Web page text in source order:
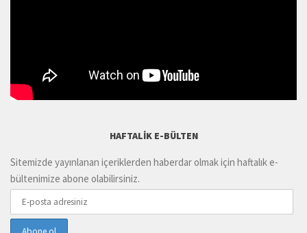
HAFTALIK E-BÜLTEN
Sitemizde yayınlanan içeriklerden haberdar olmak için haftalık e-
bültenimize abone olabilirsiniz.